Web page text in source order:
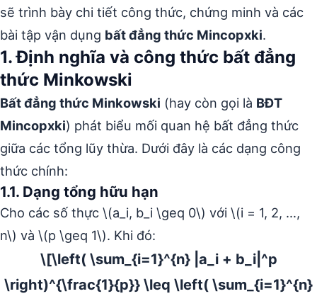
sẽ trình bày chi tiết công thức, chứng minh và các
bài tập vận dụng bất đẳng thức Mincopxki.
1. Định nghĩa và công thức bất đẳng
thức Minkowski
Bất đẳng thức Minkowski (hay còn gọi là BĐT
Mincopxki) phát biểu mối quan hệ bất đẳng thức
giữa các tổng lũy thừa. Dưới đây là các dạng công
thức chính:
1.1. Dạng tổng hữu hạn
Cho các số thực \(a_i, b_i \geq 0\) với \(i = 1, 2, …,
n\) và \(p \geq 1\). Khi đó:
\[\left( \sum_{i=1}^{n} |a_i + b_i|^p
\right)^{\frac{1}{p}} \leq \left( \sum_{i=1}^{n}